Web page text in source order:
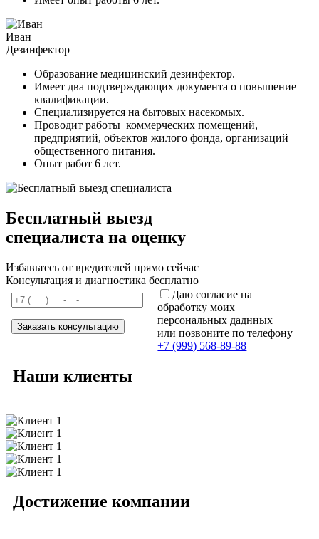
Иван
Дезинфектор
Образование медицинский дезинфектор.
Имеет два подтверждающих документа о повышение
квалификации.
Специализируется на бытовых насекомых.
Проводит работы коммерческих помещений,
предприятий, объектов жилого фонда, организаций
общественного питания.
Опыт работ 6 лет.
Бесплатный выезд
специалиста на оценку
Избавьтесь от вредителей прямо сейчас
Консультация и диагностика бесплатно
Даю согласие на
обработку моих
персональных даднных
или позвоните по телефону
+7 (999) 568-89-88
Наши клиенты
Достижение компании